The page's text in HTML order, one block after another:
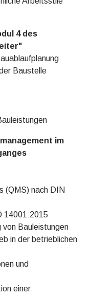
4 des
Baustelle
im
(QMS) nach DIN
14001:2015
von Bauleistungen
in der betrieblichen
und
einer